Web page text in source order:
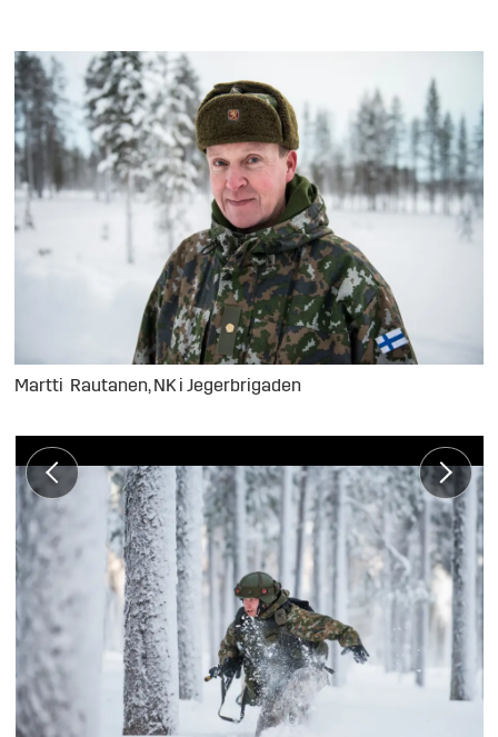
Martti Rautanen, NK i Jegerbrigaden